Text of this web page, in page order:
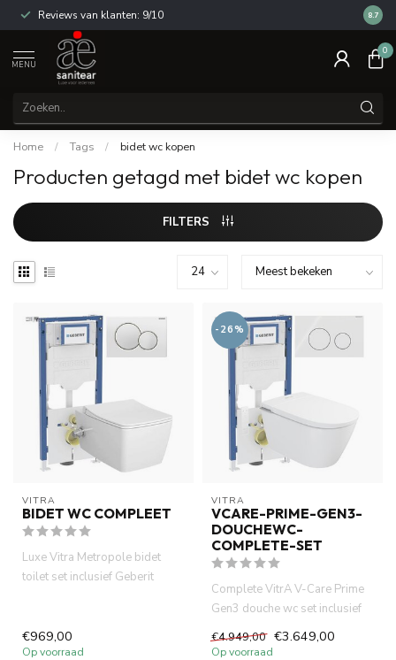
Reviews van klanten: 9/10 14
8.7
MENU
0
Home / Tags / bidet wc kopen
Producten getagd met bidet wc kopen
FILTERS
VITRA
BIDET WC COMPLEET
Luxe Vitra Metropole bidet
toilet set inclusief Geberit
€969,00
Op voorraad
-26%
VITRA
VCARE-PRIME-GEN3-
DOUCHEWC-
COMPLETE-SET
Complete VitrA V-Care Prime
Gen3 douche wc set inclusief
Geberit UP320 2025 en S...
€4.949,00 €3.649,00
Op voorraad